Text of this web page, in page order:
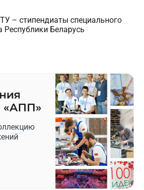
– стипендиаты специального
Беларусь
«‎АПП»